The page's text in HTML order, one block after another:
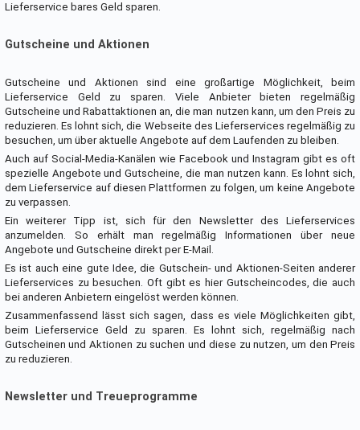
Lieferservice bares Geld sparen.
Gutscheine und Aktionen
Gutscheine und Aktionen sind eine großartige Möglichkeit, beim
Lieferservice Geld zu sparen. Viele Anbieter bieten regelmäßig
Gutscheine und Rabattaktionen an, die man nutzen kann, um den Preis zu
reduzieren. Es lohnt sich, die Webseite des Lieferservices regelmäßig zu
besuchen, um über aktuelle Angebote auf dem Laufenden zu bleiben.
Auch auf Social-Media-Kanälen wie Facebook und Instagram gibt es oft
spezielle Angebote und Gutscheine, die man nutzen kann. Es lohnt sich,
dem Lieferservice auf diesen Plattformen zu folgen, um keine Angebote
zu verpassen.
Ein weiterer Tipp ist, sich für den Newsletter des Lieferservices
anzumelden. So erhält man regelmäßig Informationen über neue
Angebote und Gutscheine direkt per E-Mail.
Es ist auch eine gute Idee, die Gutschein- und Aktionen-Seiten anderer
Lieferservices zu besuchen. Oft gibt es hier Gutscheincodes, die auch
bei anderen Anbietern eingelöst werden können.
Zusammenfassend lässt sich sagen, dass es viele Möglichkeiten gibt,
beim Lieferservice Geld zu sparen. Es lohnt sich, regelmäßig nach
Gutscheinen und Aktionen zu suchen und diese zu nutzen, um den Preis
zu reduzieren.
Newsletter und Treueprogramme